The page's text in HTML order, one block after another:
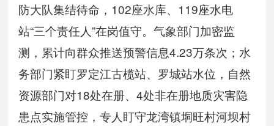
防大队集结待命，102座水库、119座水电
站“三个责任人”在岗值守。气象部门加密监
测，累计向群众推送预警信息4.23万条次；水
务部门紧盯罗定江古榄站、罗城站水位，自然
资源部门对18处在册、4处非在册地质灾害隐
患点实施管控，专人盯守龙湾镇垌旺村河坝村